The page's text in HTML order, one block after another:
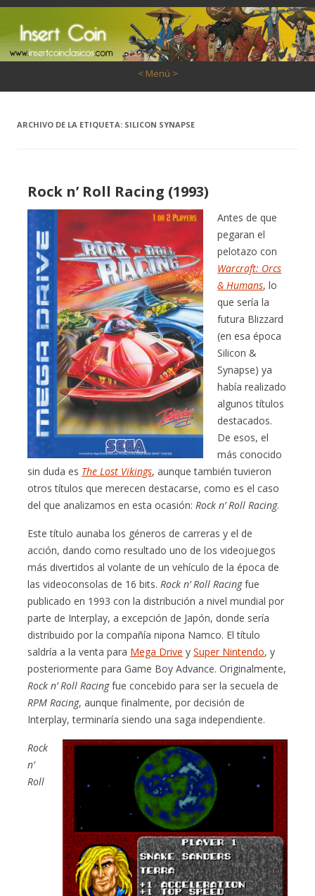
< Menú >
ARCHIVO DE LA ETIQUETA: SILICON SYNAPSE
Rock n’ Roll Racing (1993)
Antes de que
pegaran el
pelotazo con
Warcraft: Orcs
& Humans, lo
que sería la
futura Blizzard
(en esa época
Silicon &
Synapse) ya
había realizado
algunos títulos
destacados.
De esos, el
más conocido
sin duda es The Lost Vikings, aunque también tuvieron
otros títulos que merecen destacarse, como es el caso
del que analizamos en esta ocasión: Rock n’ Roll Racing.
Este título aunaba los géneros de carreras y el de
acción, dando como resultado uno de los videojuegos
más divertidos al volante de un vehículo de la época de
las videoconsolas de 16 bits. Rock n’ Roll Racingfue
publicado en 1993 con la distribución a nivel mundial por
parte de Interplay, a excepción de Japón, donde sería
distribuido por la compañía nipona Namco. El título
saldría a la venta para Mega Drive ySuper Nintendo, y
posteriormente para Game Boy Advance. Originalmente,
Rock n’ Roll Racingfue concebido para ser la secuela de
RPM Racing, aunque finalmente, por decisión de
Interplay, terminaría siendo una saga independiente.
Rock
n’
Roll